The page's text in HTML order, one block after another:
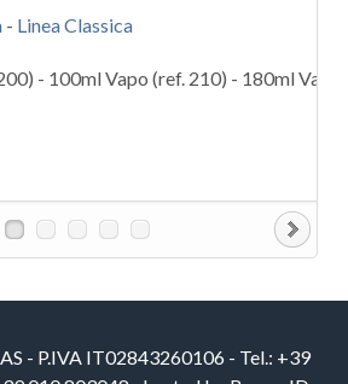
- Linea Classica
- 100ml Vapo (ref. 210) - 180ml Vapo
- P.IVA IT02843260106 - Tel.: +39